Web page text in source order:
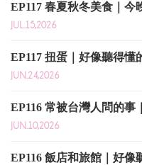
EP117 春夏秋冬美食｜
JUL.15,2026
EP117 扭蛋｜好像聽得懂
JUN.24,2026
EP116 常被台灣人問的
JUN.10,2026
EP116 飯店和旅館｜好像